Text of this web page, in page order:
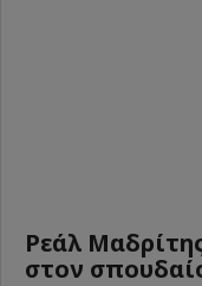
Ρεάλ
στον